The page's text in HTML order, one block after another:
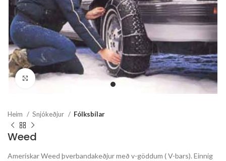
Stækka mynd
Heim Snjókeðjur Fólksbílar
Weed
Amerískar Weed þverbandakeðjur með v-göddum ( V-bars). Einnig